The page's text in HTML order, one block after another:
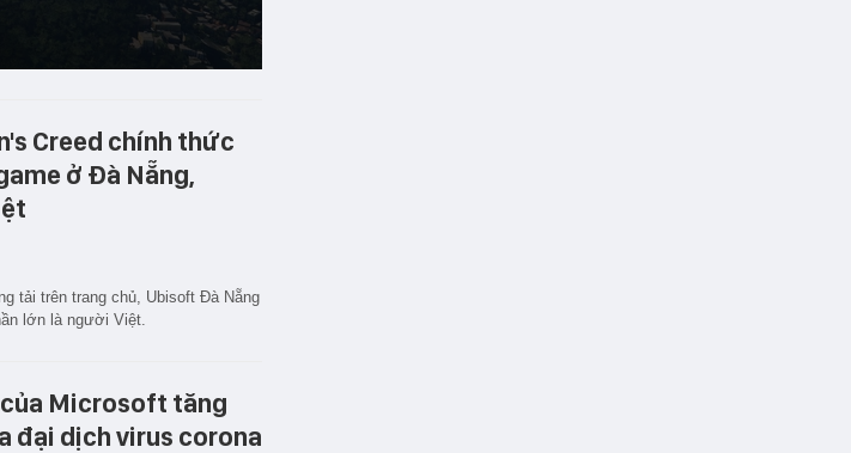
Creed chính thức
ở Đà Nẵng,
tải trên trang chủ, Ubisoft Đà Nẵng
lớn là người Việt.
Microsoft tăng
đại dịch virus corona